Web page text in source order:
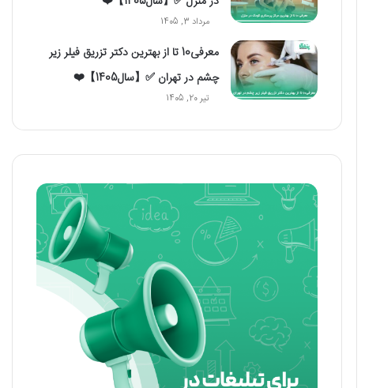
مرداد 3, 1405
معرفی10 تا از بهترین دکتر تزریق فیلر زیر
چشم در تهران ✅【سال1405】❤️
تیر 20, 1405